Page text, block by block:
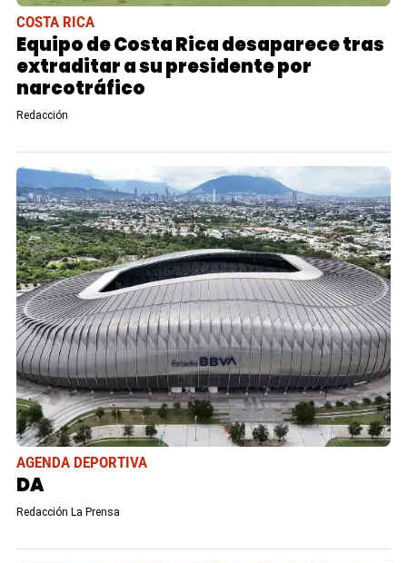
COSTA RICA
Equipo de Costa Rica desaparece tras
extraditar a su presidente por
narcotráfico
Redacción
AGENDA DEPORTIVA
DA
Redacción La Prensa